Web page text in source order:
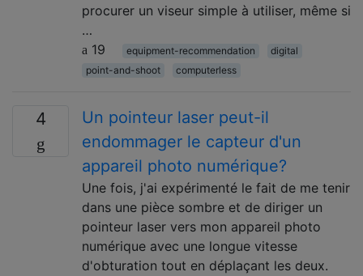
procurer un viseur simple à utiliser, même si
…
19
equipment-recommendation
digital
point-and-shoot
computerless
4
Un pointeur laser peut-il
endommager le capteur d'un
appareil photo numérique?
Une fois, j'ai expérimenté le fait de me tenir
dans une pièce sombre et de diriger un
pointeur laser vers mon appareil photo
numérique avec une longue vitesse
d'obturation tout en déplaçant les deux.